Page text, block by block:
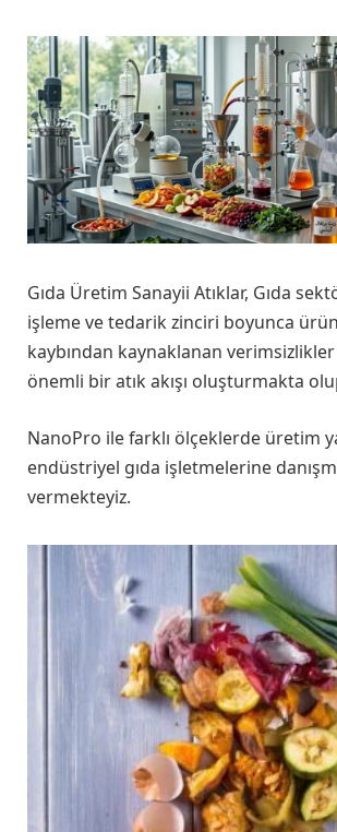
Gıda Üretim Sanayii Atıklar, Gıda
işleme ve tedarik zinciri boyunca
kaybından kaynaklanan
önemli bir atık akışı oluşturmakta
NanoPro ile farklı ölçeklerde üretim
endüstriyel gıda işletmelerine
vermekteyiz.